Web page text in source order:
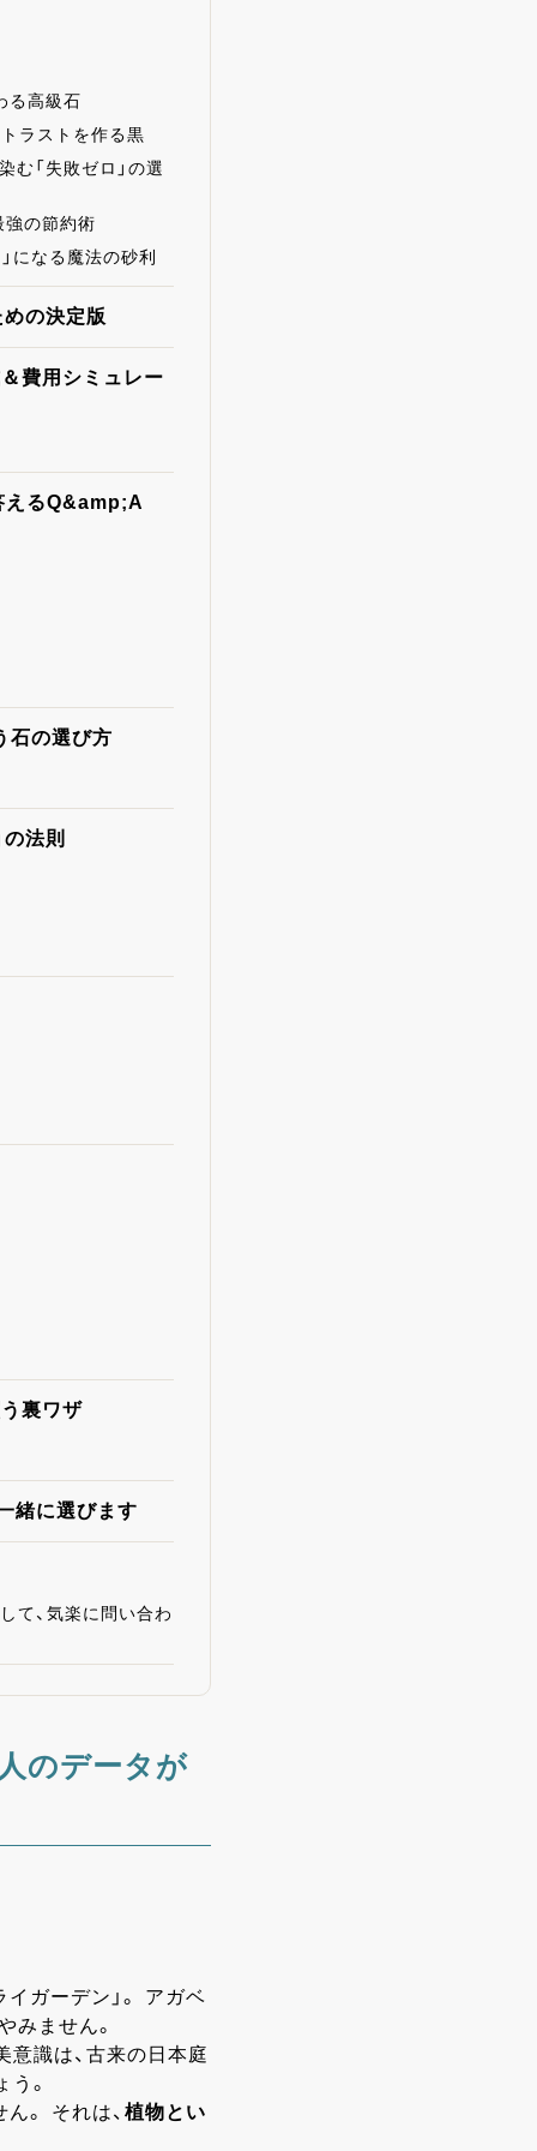
る高級石
トラストを作る黒
む「失敗ゼロ」の選
強の節約術
になる魔法の砂利
めの決定版
＆費用シミュレー
えるQ&amp;A
石の選び方
の法則
う裏ワザ
緒に選びます
て、気楽に問い合わ
のデータが
ガーデン」。 アガベ
みません。
意識は、古来の日本庭
。
。 それは、 植物とい